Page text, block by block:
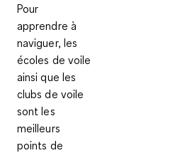
Pour
apprendre à
naviguer, les
écoles de voile
ainsi que les
clubs de voile
sont les
meilleurs
points de